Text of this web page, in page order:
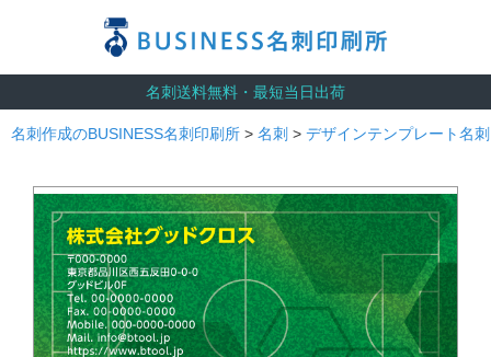
名刺送料無料・最短当日出荷
名刺作成のBUSINESS名刺印刷所 > 名刺 > デザインテンプレート名刺